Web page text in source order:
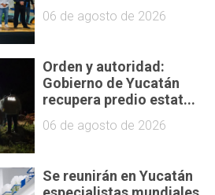
06 de agosto de 2026
Orden y autoridad:
Gobierno de Yucatán
recupera predio estat...
06 de agosto de 2026
Se reunirán en Yucatán